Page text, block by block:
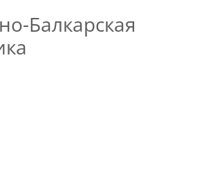
Балкарская